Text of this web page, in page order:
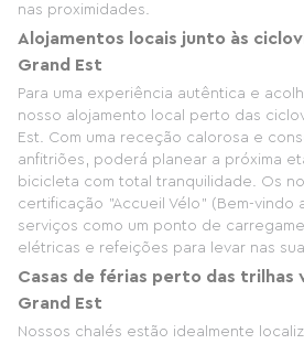
nas proximidades.
Alojamentos locais junto às
Grand Est
Para uma experiência autêntica e
nosso alojamento local perto das
Est. Com uma receção calorosa e
anfitriões, poderá planear a próxima
bicicleta com total tranquilidade. Os
certificação "Accueil Vélo" (Bem-vindo
serviços como um ponto de
elétricas e refeições para levar nas
Casas de férias perto das trilhas
Grand Est
Nossos chalés estão idealmente